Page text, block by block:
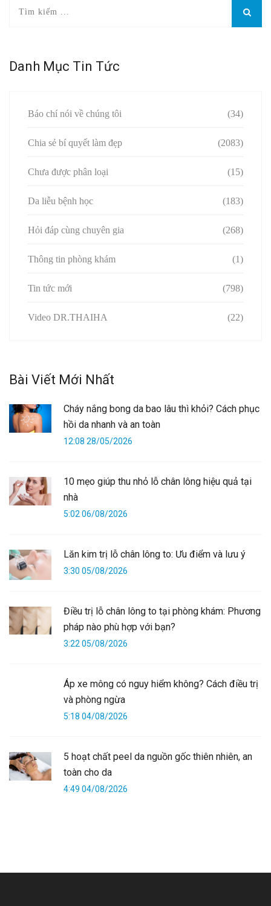
Danh Mục Tin Tức
Báo chí nói về chúng tôi (34)
Chia sẻ bí quyết làm đẹp (2083)
Chưa được phân loại (15)
Da liễu bệnh học (183)
Hỏi đáp cùng chuyên gia (268)
Thông tin phòng khám (1)
Tin tức mới (798)
Video DR.THAIHA (22)
Bài Viết Mới Nhất
Cháy nắng bong da bao lâu thì khỏi? Cách phục
hồi da nhanh và an toàn
12:08 28/05/2026
10 mẹo giúp thu nhỏ lỗ chân lông hiệu quả tại
nhà
5:02 06/08/2026
Lăn kim trị lỗ chân lông to: Ưu điểm và lưu ý
3:30 05/08/2026
Điều trị lỗ chân lông to tại phòng khám: Phương
pháp nào phù hợp với bạn?
3:22 05/08/2026
Áp xe mông có nguy hiểm không? Cách điều trị
và phòng ngừa
5:18 04/08/2026
5 hoạt chất peel da nguồn gốc thiên nhiên, an
toàn cho da
4:49 04/08/2026